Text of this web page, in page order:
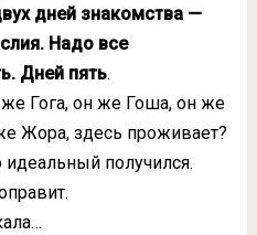
дней знакомства —
Надо все
Дней пять.
Гога, он же Гоша, он же
Жора, здесь проживает?
получился.